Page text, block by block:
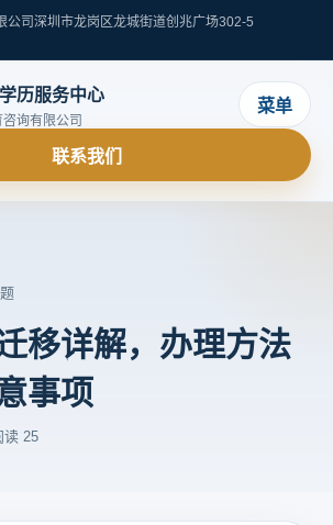
公司 深圳市龙岗区龙城街道创兆广场302-5
历服务中心
询有限公司
菜单
联系我们
移详解，办理方法
事项
读 25